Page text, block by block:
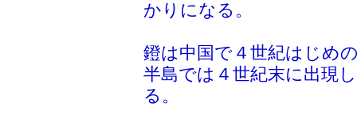
かりになる。
鐙は中国で４世紀はじめ
半島では４世紀末に出現
る。